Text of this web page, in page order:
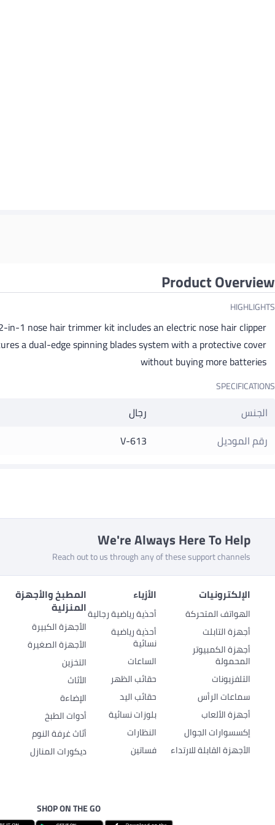
Product Overview
HIGHLIGHTS
in-1 nose hair trimmer kit includes an electric nose hair clipper,
a dual-edge spinning blades system with a protective cover
without buying more batteries
SPECIFICATIONS
الجنس
رجال
رقم الموديل
V-613
We're Always Here To Help
Reach out to us through any of these support channels
الإلكترونيات
الهواتف المتحركة
أجهزة التابلت
أجهزة الكمبيوتر
المحمولة
التلفزيونات
سماعات الرأس
أجهزة الألعاب
إكسسوارات الجوال
الأجهزة القابلة للارتداء
الأزياء
أحذية رياضية رجالية
أحذية رياضية
نسائية
الساعات
حقائب الظهر
حقائب اليد
بلوزات نسائية
النظارات
فساتين
المطبخ والأجهزة
المنزلية
الأجهزة الكبيرة
الأجهزة الصغيرة
التخزين
الأثاث
الإضاءة
أدوات الطبخ
أثاث غرفة النوم
ديكورات المنازل
SHOP ON THE GO